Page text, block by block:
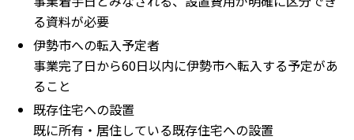
る資料が必要
伊勢市への転入予定者
事業完了日から60日以内に伊勢市へ転入する予定があ
ること
既存住宅への設置
既に所有・居住している既存住宅への設置